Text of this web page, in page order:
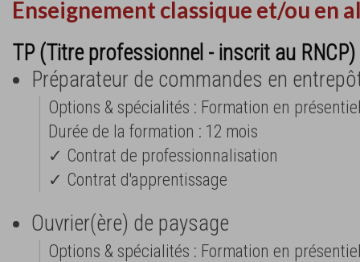
Enseignement classique et/ou en
TP (Titre professionnel - inscrit au RNCP)
Préparateur de commandes en
Options & spécialités : Formation en
Durée de la formation : 12 mois
✓ Contrat de professionnalisation
✓ Contrat d'apprentissage
Ouvrier(ère) de paysage
Options & spécialités : Formation en